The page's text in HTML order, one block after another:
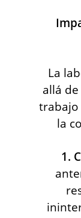
La
allá de
trabajo
la
1.